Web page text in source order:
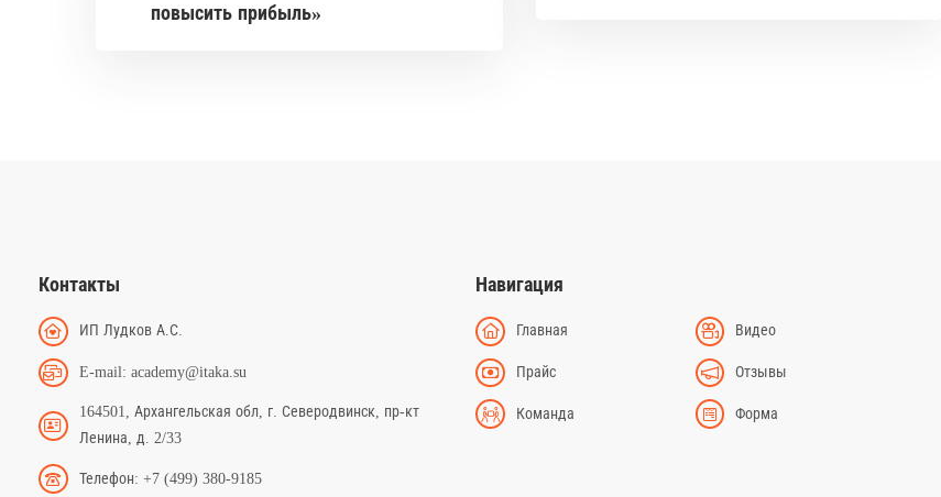
повысить прибыль»
Контакты
ИП Лудков А.С.
E-mail: academy@itaka.su
164501, Архангельская обл, г. Северодвинск, пр-кт
Ленина, д. 2/33
Телефон: +7 (499) 380-9185
Навигация
Главная Видео
Прайс Отзывы
Команда Форма